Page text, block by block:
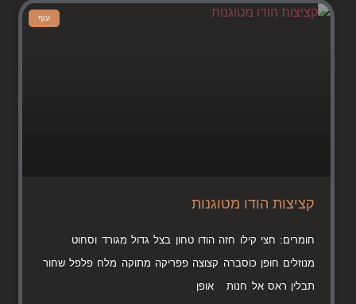
עוף
קציצות הודו מטוגנות
חומרים: חצי קילו חזה הודו טחון בצל גדול מגורד וסחוט
מנוזלים חופן כוסברה קצוצה פפריקה מתוקה מלח פלפל שחור
תבלין ראס אל חנות אופן